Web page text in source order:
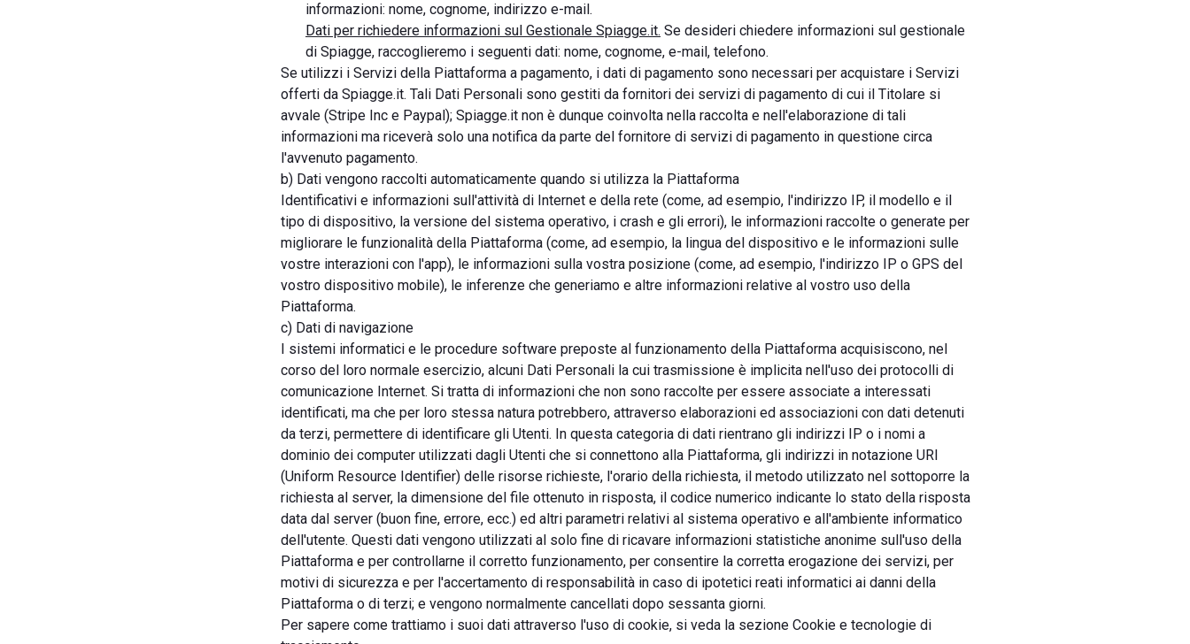
informazioni: nome, cognome, indirizzo e-mail.
Dati per richiedere informazioni sul Gestionale Spiagge.it. Se desideri chiedere informazioni sul gestionale
di Spiagge, raccoglieremo i seguenti dati: nome, cognome, e-mail, telefono.
Se utilizzi i Servizi della Piattaforma a pagamento, i dati di pagamento sono necessari per acquistare i Servizi
offerti da Spiagge.it. Tali Dati Personali sono gestiti da fornitori dei servizi di pagamento di cui il Titolare si
avvale (Stripe Inc e Paypal); Spiagge.it non è dunque coinvolta nella raccolta e nell'elaborazione di tali
informazioni ma riceverà solo una notifica da parte del fornitore di servizi di pagamento in questione circa
l'avvenuto pagamento.
b) Dati vengono raccolti automaticamente quando si utilizza la Piattaforma
Identificativi e informazioni sull'attività di Internet e della rete (come, ad esempio, l'indirizzo IP, il modello e il
tipo di dispositivo, la versione del sistema operativo, i crash e gli errori), le informazioni raccolte o generate per
migliorare le funzionalità della Piattaforma (come, ad esempio, la lingua del dispositivo e le informazioni sulle
vostre interazioni con l'app), le informazioni sulla vostra posizione (come, ad esempio, l'indirizzo IP o GPS del
vostro dispositivo mobile), le inferenze che generiamo e altre informazioni relative al vostro uso della
Piattaforma.
c) Dati di navigazione
I sistemi informatici e le procedure software preposte al funzionamento della Piattaforma acquisiscono, nel
corso del loro normale esercizio, alcuni Dati Personali la cui trasmissione è implicita nell'uso dei protocolli di
comunicazione Internet. Si tratta di informazioni che non sono raccolte per essere associate a interessati
identificati, ma che per loro stessa natura potrebbero, attraverso elaborazioni ed associazioni con dati detenuti
da terzi, permettere di identificare gli Utenti. In questa categoria di dati rientrano gli indirizzi IP o i nomi a
dominio dei computer utilizzati dagli Utenti che si connettono alla Piattaforma, gli indirizzi in notazione URI
(Uniform Resource Identifier) delle risorse richieste, l'orario della richiesta, il metodo utilizzato nel sottoporre la
richiesta al server, la dimensione del file ottenuto in risposta, il codice numerico indicante lo stato della risposta
data dal server (buon fine, errore, ecc.) ed altri parametri relativi al sistema operativo e all'ambiente informatico
dell'utente. Questi dati vengono utilizzati al solo fine di ricavare informazioni statistiche anonime sull'uso della
Piattaforma e per controllarne il corretto funzionamento, per consentire la corretta erogazione dei servizi, per
motivi di sicurezza e per l'accertamento di responsabilità in caso di ipotetici reati informatici ai danni della
Piattaforma o di terzi; e vengono normalmente cancellati dopo sessanta giorni.
Per sapere come trattiamo i suoi dati attraverso l'uso di cookie, si veda la sezione Cookie e tecnologie di